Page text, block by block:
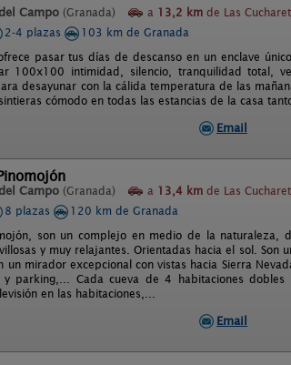
Campo (Granada) a 13,2 km de Las
2-4 plazas
103 km de Granada
pasar tus días de descanso en un enclave
100x100 intimidad, silencio, tranquilidad total,
desayunar con la cálida temperatura de las
cómodo en todas las estancias de la casa
Email
Campo (Granada) a 13,4 km de Las
8 plazas
120 km de Granada
son un complejo en medio de la
y muy relajantes. Orientadas hacia el sol. Son
un mirador excepcional con vistas hacia Sierra
parking,... Cada cueva de 4 habitaciones dobles
en las habitaciones,...
Email